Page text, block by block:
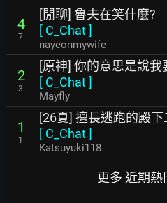
4
7
[閒聊] 魯夫在笑什麼?
[ C_Chat]
nayeonmywife
2
3
[原神] 你的意思是說
[ C_Chat]
Mayfly
1
1
[26夏] 擅長逃跑的殿
[ C_Chat]
Katsuyuki118
更多 近期熱